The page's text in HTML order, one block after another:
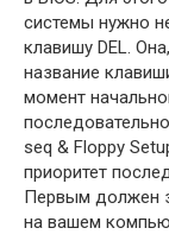
системы нужно
клавишу DEL.
название
момент
seq & Floppy
приоритет
Первым должен
на вашем